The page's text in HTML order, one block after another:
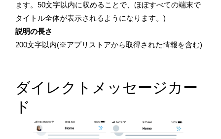
ます。50文字以内に収めることで、ほぼすべての端末で
タイトル全体が表示されるようになります。)
説明の長さ
200文字以内(※アプリストアから取得された情報を含む)
ダイレクトメッセージカー
ド